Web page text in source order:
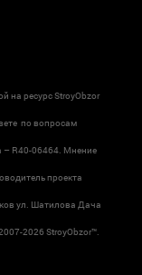
на ресурс StroyObzor
по вопросам
– R40-06464. Мнение
проекта
ул. Шатилова Дача
2026 StroyObzor™.